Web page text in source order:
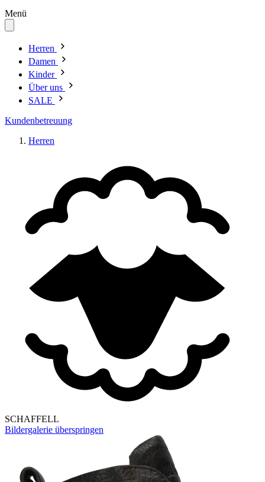
Menü
Herren
Damen
Kinder
Über uns
SALE
Kundenbetreuung
Herren
SCHAFFELL
Bildergalerie überspringen